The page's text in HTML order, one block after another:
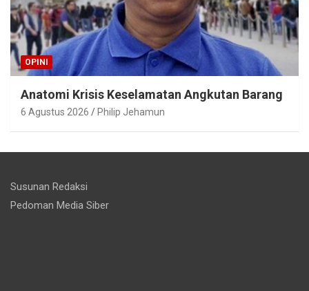
OPINI
Anatomi Krisis Keselamatan Angkutan Barang
6 Agustus 2026 Philip Jehamun
Susunan Redaksi
Pedoman Media Siber